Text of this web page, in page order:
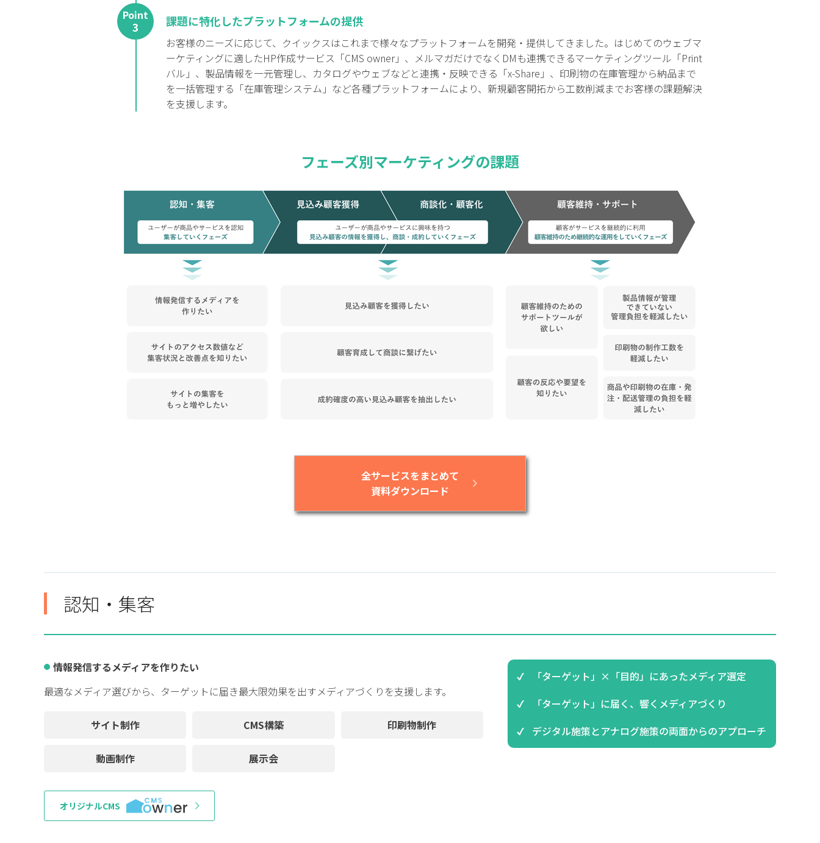
Point
3 課題に特化したプラットフォームの提供
お客様のニーズに応じて、クイックスはこれまで様々なプラットフォームを開発・提供してきました。はじめてのウェブマ
ーケティングに適したHP作成サービス「CMS owner」、メルマガだけでなくDMも連携できるマーケティングツール「Print
バル」、製品情報を一元管理し、カタログやウェブなどと連携・反映できる「x-Share」、印刷物の在庫管理から納品まで
を一括管理する「在庫管理システム」など各種プラットフォームにより、新規顧客開拓から工数削減までお客様の課題解決
を支援します。
フェーズ別マーケティングの課題
全サービスをまとめて
資料ダウンロード
認知・集客
情報発信するメディアを作りたい
最適なメディア選びから、ターゲットに届き最大限効果を出すメディアづくりを支援します。
「ターゲット」×「目的」にあったメディア選定
「ターゲット」に届く、響くメディアづくり
デジタル施策とアナログ施策の両面からのアプローチ
サイト制作 CMS構築 印刷物制作
動画制作 展示会
オリジナルCMS